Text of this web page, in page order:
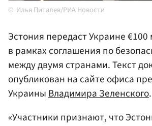
Илья Питалев/РИА Новости
Эстония передаст Украине €100
в рамках соглашения по
между двумя странами. Текст
опубликован на сайте офиса
УкраиныВладимира Зеленского.
«Участники признают, что